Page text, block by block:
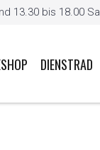
13.30 bis 18.00
DIENSTRAD